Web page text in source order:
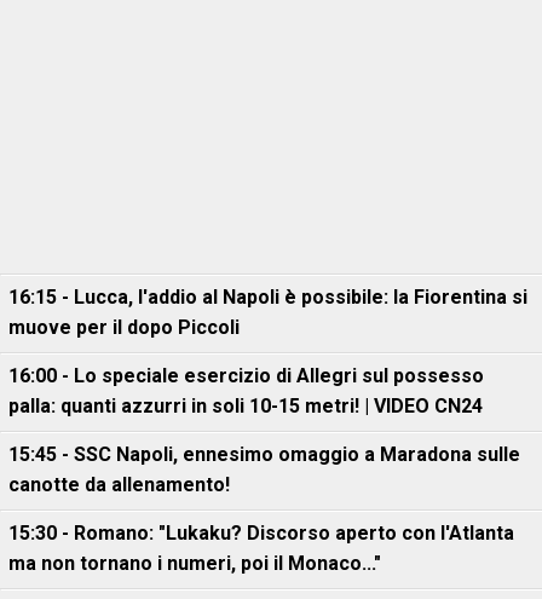
16:15 - Lucca, l'addio al Napoli è possibile: la Fiorentina si
muove per il dopo Piccoli
16:00 - Lo speciale esercizio di Allegri sul possesso
palla: quanti azzurri in soli 10-15 metri! | VIDEO CN24
15:45 - SSC Napoli, ennesimo omaggio a Maradona sulle
canotte da allenamento!
15:30 - Romano: "Lukaku? Discorso aperto con l'Atlanta
ma non tornano i numeri, poi il Monaco..."